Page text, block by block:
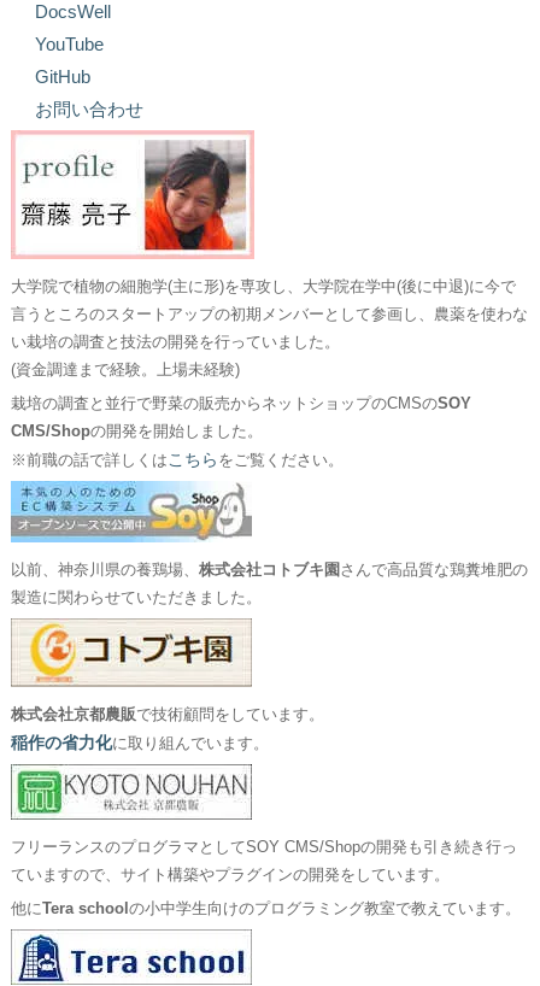
DocsWell
YouTube
GitHub
お問い合わせ
大学院で植物の細胞学(主に形)を専攻し、大学院在学中(後に中退)に今で
言うところのスタートアップの初期メンバーとして参画し、農薬を使わな
い栽培の調査と技法の開発を行っていました。
(資金調達まで経験。上場未経験)
栽培の調査と並行で野菜の販売からネットショップのCMSのSOY
CMS/Shopの開発を開始しました。
※前職の話で詳しくはこちら をご覧ください。
以前、神奈川県の養鶏場、 株式会社コトブキ園 さんで高品質な鶏糞堆肥の
製造に関わらせていただきました。
株式会社京都農販で技術顧問をしています。
稲作の省力化に取り組んでいます。
フリーランスのプログラマとしてSOY CMS/Shopの開発も引き続き行っ
ていますので、サイト構築やプラグインの開発をしています。
他にTera school の小中学生向けのプログラミング教室で教えています。